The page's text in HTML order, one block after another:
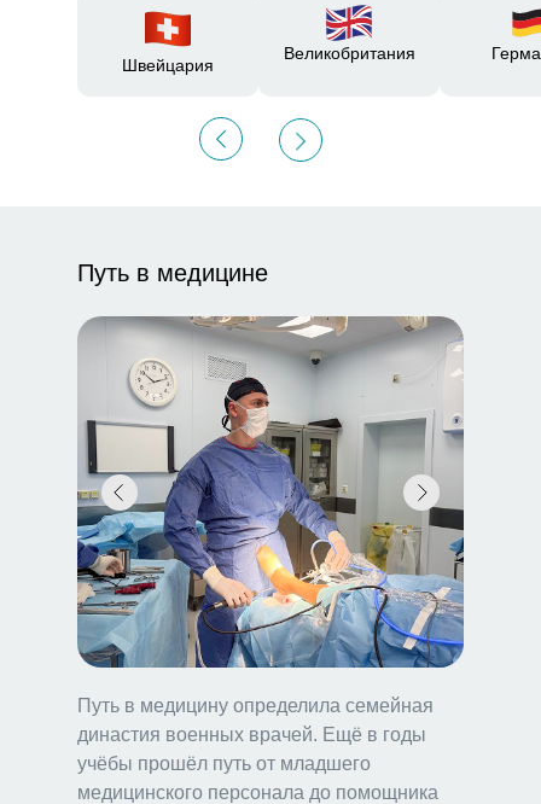
Швейцария
Великобритания
Путь в медицину определила семейная
династия военных врачей. Ещё в годы
учёбы прошёл путь от младшего
медицинского персонала до помощника
Путь в медицине